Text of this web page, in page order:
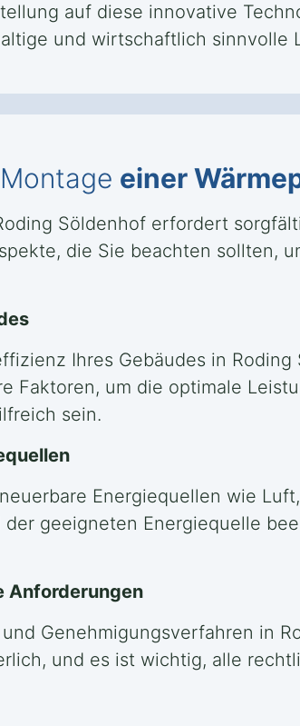
auf diese innovative
und wirtschaftlich sinnvolle
einer
Söldenhof erfordert
die Sie beachten sollten,
Ihres Gebäudes in
Faktoren, um die optimale
sein.
Energiequellen wie
geeigneten Energiequelle
Anforderungen
Genehmigungsverfahren in
und es ist wichtig, alle